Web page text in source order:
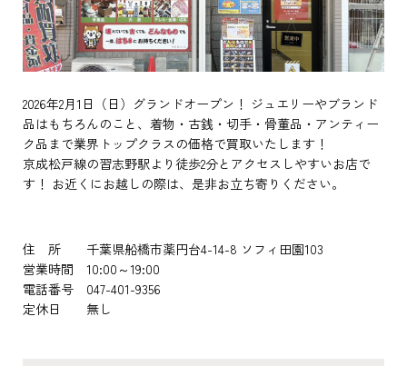
2026年2月1日（日）グランドオープン！ ジュエリーやブランド
品はもちろんのこと、着物・古銭・切手・骨董品・アンティー
ク品まで業界トップクラスの価格で買取いたします！
京成松戸線の習志野駅より徒歩2分とアクセスしやすいお店で
す！ お近くにお越しの際は、是非お立ち寄りください。
住 所 千葉県船橋市薬円台4-14-8 ソフィ田園103
営業時間 10:00～19:00
電話番号 047-401-9356
定休日 無し